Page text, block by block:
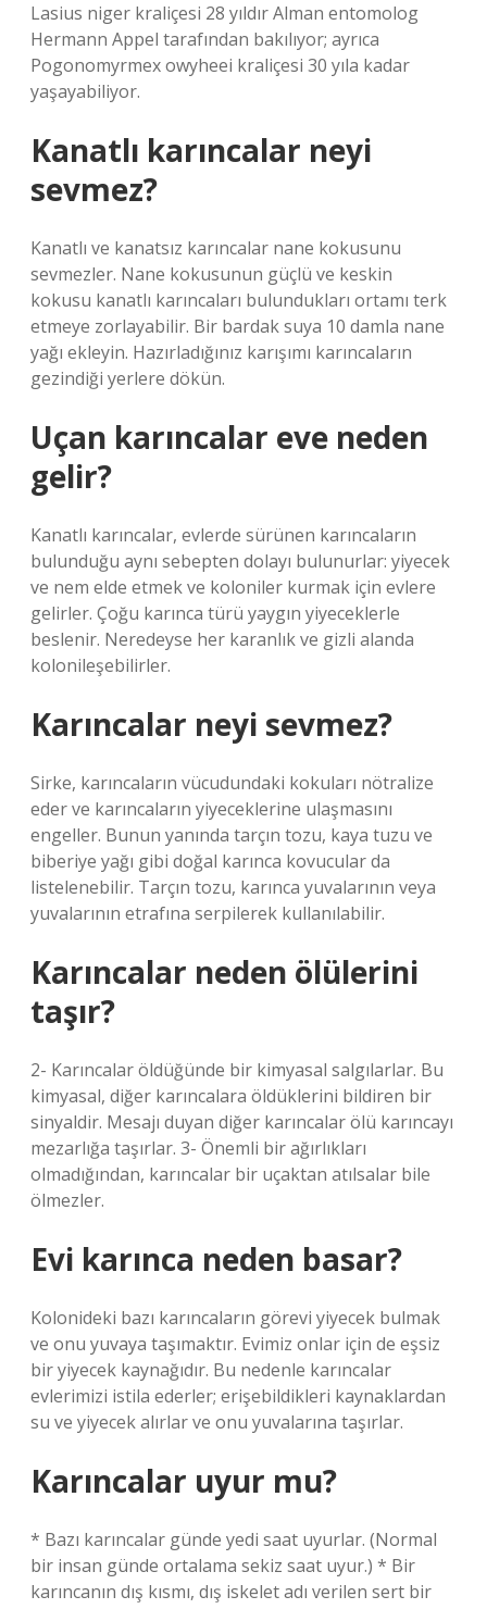
Lasius niger kraliçesi 28 yıldır Alman entomolog
Hermann Appel tarafından bakılıyor; ayrıca
Pogonomyrmex owyheei kraliçesi 30 yıla kadar
yaşayabiliyor.
Kanatlı karıncalar neyi
sevmez?
Kanatlı ve kanatsız karıncalar nane kokusunu
sevmezler. Nane kokusunun güçlü ve keskin
kokusu kanatlı karıncaları bulundukları ortamı terk
etmeye zorlayabilir. Bir bardak suya 10 damla nane
yağı ekleyin. Hazırladığınız karışımı karıncaların
gezindiği yerlere dökün.
Uçan karıncalar eve neden
gelir?
Kanatlı karıncalar, evlerde sürünen karıncaların
bulunduğu aynı sebepten dolayı bulunurlar: yiyecek
ve nem elde etmek ve koloniler kurmak için evlere
gelirler. Çoğu karınca türü yaygın yiyeceklerle
beslenir. Neredeyse her karanlık ve gizli alanda
kolonileşebilirler.
Karıncalar neyi sevmez?
Sirke, karıncaların vücudundaki kokuları nötralize
eder ve karıncaların yiyeceklerine ulaşmasını
engeller. Bunun yanında tarçın tozu, kaya tuzu ve
biberiye yağı gibi doğal karınca kovucular da
listelenebilir. Tarçın tozu, karınca yuvalarının veya
yuvalarının etrafına serpilerek kullanılabilir.
Karıncalar neden ölülerini
taşır?
2- Karıncalar öldüğünde bir kimyasal salgılarlar. Bu
kimyasal, diğer karıncalara öldüklerini bildiren bir
sinyaldir. Mesajı duyan diğer karıncalar ölü karıncayı
mezarlığa taşırlar. 3- Önemli bir ağırlıkları
olmadığından, karıncalar bir uçaktan atılsalar bile
ölmezler.
Evi karınca neden basar?
Kolonideki bazı karıncaların görevi yiyecek bulmak
ve onu yuvaya taşımaktır. Evimiz onlar için de eşsiz
bir yiyecek kaynağıdır. Bu nedenle karıncalar
evlerimizi istila ederler; erişebildikleri kaynaklardan
su ve yiyecek alırlar ve onu yuvalarına taşırlar.
Karıncalar uyur mu?
* Bazı karıncalar günde yedi saat uyurlar. (Normal
bir insan günde ortalama sekiz saat uyur.) * Bir
karıncanın dış kısmı, dış iskelet adı verilen sert bir